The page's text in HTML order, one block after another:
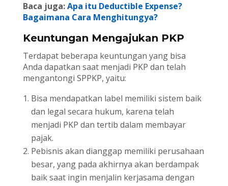
Baca juga:Apa itu Deductible Expense?
Bagaimana Cara Menghitungya?
Keuntungan Mengajukan PKP
Terdapat beberapa keuntungan yang bisa
Anda dapatkan saat menjadi PKP dan telah
mengantongi SPPKP, yaitu:
Bisa mendapatkan label memiliki sistem baik
dan legal secara hukum, karena telah
menjadi PKP dan tertib dalam membayar
pajak.
Pebisnis akan dianggap memiliki perusahaan
besar, yang pada akhirnya akan berdampak
baik saat ingin menjalin kerjasama dengan